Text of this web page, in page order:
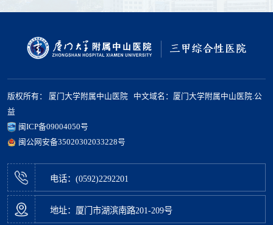
版权所有： 厦门大学附属中山医院 中文域名：厦门大学附属中山医院.公
益
闽ICP备09004050号
闽公网安备35020302033228号
电话：(0592)2292201
地址：厦门市湖滨南路201-209号